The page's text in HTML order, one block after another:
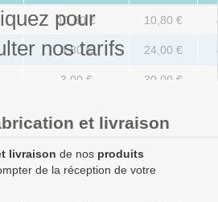
pour
nos tarifs
10,80 € 10,80 €
4,80 € 24,00 €
3,00 € 30,00 €
0,74 € 74,40 €
et livraison
livraison de nos produits
de la réception de votre